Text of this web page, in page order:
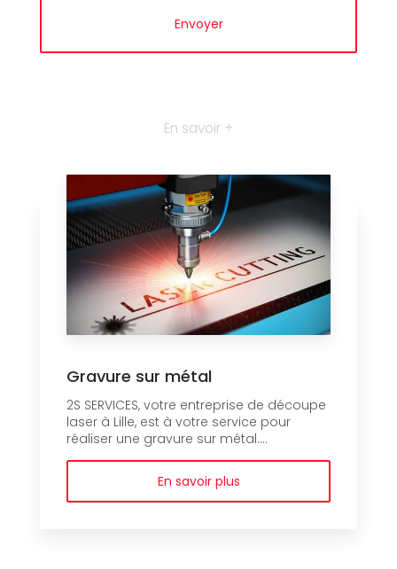
En savoir +
Gravure sur métal
2S SERVICES, votre entreprise de découpe
laser à Lille, est à votre service pour
réaliser une gravure sur métal....
En savoir plus